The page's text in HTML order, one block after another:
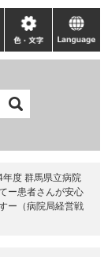
色・
文
language
年度 群馬県立病院
ー患者さんが安心
ー（病院局経営戦